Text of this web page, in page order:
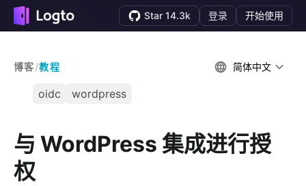
Star 14.3k 登录 开始使用
博客/教程 简体中文
oidc wordpress
与 WordPress 集成进行授
权